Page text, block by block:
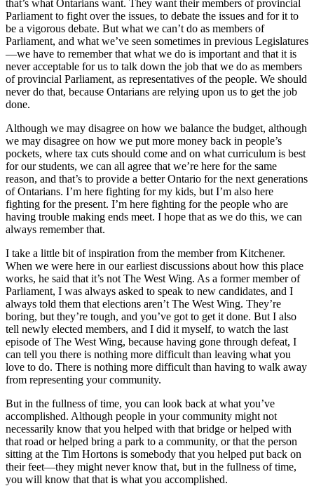
that’s what Ontarians want. They want their members of provincial
Parliament to fight over the issues, to debate the issues and for it to
be a vigorous debate. But what we can’t do as members of
Parliament, and what we’ve seen sometimes in previous Legislatures
—we have to remember that what we do is important and that it is
never acceptable for us to talk down the job that we do as members
of provincial Parliament, as representatives of the people. We should
never do that, because Ontarians are relying upon us to get the job
done.
Although we may disagree on how we balance the budget, although
we may disagree on how we put more money back in people’s
pockets, where tax cuts should come and on what curriculum is best
for our students, we can all agree that we’re here for the same
reason, and that’s to provide a better Ontario for the next generations
of Ontarians. I’m here fighting for my kids, but I’m also here
fighting for the present. I’m here fighting for the people who are
having trouble making ends meet. I hope that as we do this, we can
always remember that.
I take a little bit of inspiration from the member from Kitchener.
When we were here in our earliest discussions about how this place
works, he said that it’s not The West Wing. As a former member of
Parliament, I was always asked to speak to new candidates, and I
always told them that elections aren’t The West Wing. They’re
boring, but they’re tough, and you’ve got to get it done. But I also
tell newly elected members, and I did it myself, to watch the last
episode of The West Wing, because having gone through defeat, I
can tell you there is nothing more difficult than leaving what you
love to do. There is nothing more difficult than having to walk away
from representing your community.
But in the fullness of time, you can look back at what you’ve
accomplished. Although people in your community might not
necessarily know that you helped with that bridge or helped with
that road or helped bring a park to a community, or that the person
sitting at the Tim Hortons is somebody that you helped put back on
their feet—they might never know that, but in the fullness of time,
you will know that that is what you accomplished.